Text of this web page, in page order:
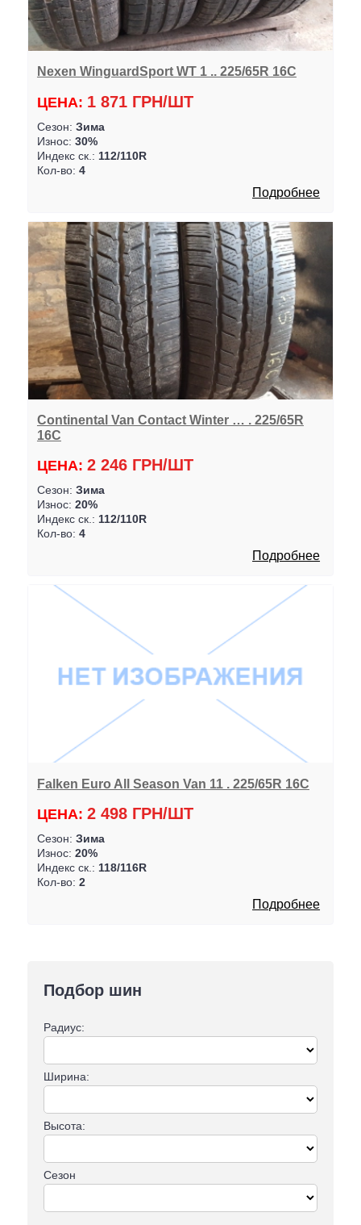
Подбор шин
Радиус:
Ширина:
Высота:
Сезон
Nexen WinguardSport WT 1 .. 225/65R 16C
ЦЕНА: 1 871 ГРН/ШТ
Сезон: Зима
Износ: 30%
Индекс ск.: 112/110R
Кол-во: 4
Подробнее
Continental Van Contact Winter … . 225/65R
16C
ЦЕНА: 2 246 ГРН/ШТ
Сезон: Зима
Износ: 20%
Индекс ск.: 112/110R
Кол-во: 4
Подробнее
Falken Euro All Season Van 11 . 225/65R 16C
ЦЕНА: 2 498 ГРН/ШТ
Сезон: Зима
Износ: 20%
Индекс ск.: 118/116R
Кол-во: 2
Подробнее